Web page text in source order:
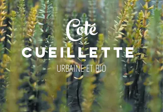
Coté
Cueillette
URBAINE ET BIO